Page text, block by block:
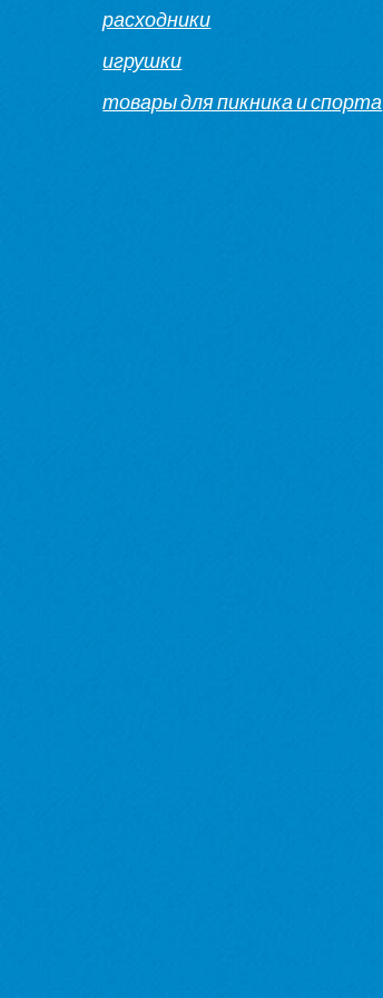
расходники
игрушки
товары для пикника и спорта